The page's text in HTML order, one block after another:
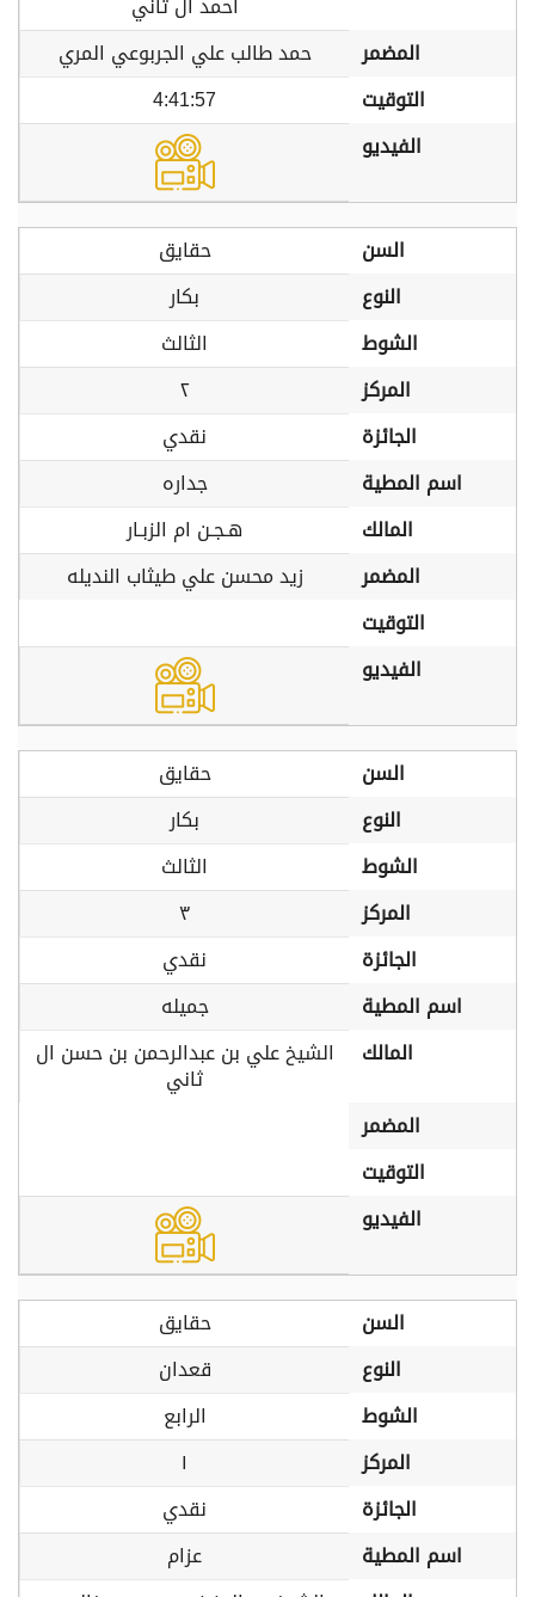
المضمر
حمد طالب علي الجربوعي المري
التوقيت
4:41:57
الفيديو
السن
حقايق
النوع
بكار
الشوط
الثالث
المركز
٢
الجائزة
نقدي
اسم المطية
جداره
المالك
هـجـن ام الزبـار
المضمر
زيد محسن علي طيثاب النديله
التوقيت
الفيديو
السن
حقايق
النوع
بكار
الشوط
الثالث
المركز
٣
الجائزة
نقدي
اسم المطية
جميله
المالك
الشيخ علي بن عبدالرحمن بن حسن ال
ثاني
المضمر
التوقيت
الفيديو
السن
حقايق
النوع
قعدان
الشوط
الرابع
المركز
١
الجائزة
نقدي
اسم المطية
عزام